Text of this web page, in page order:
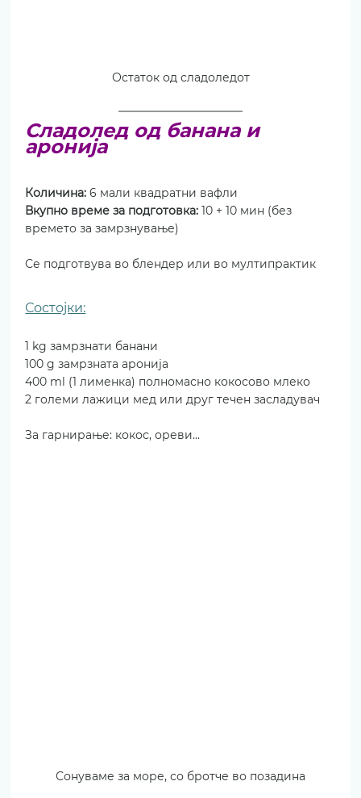
Остаток од сладоледот
Сладолед од банана и
аронија
Количина: 6 мали квадратни вафли
Вкупно време за подготовка: 10 + 10 мин (без
времето за замрзнување)
Се подготвува во блендер или во мултипрактик
Состојки:
1 kg замрзнати банани
100 g замрзната аронија
400 ml (1 лименка) полномасно кокосово млеко
2 големи лажици мед или друг течен засладувач
За гарнирање: кокос, ореви...
Сонуваме за море, со бротче во позадина